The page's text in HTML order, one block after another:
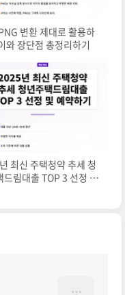
변환 제대로 활용하
와 장단점 총정리하기
최신 주택청약 추세 청
드림대출 TOP 3 선정 및